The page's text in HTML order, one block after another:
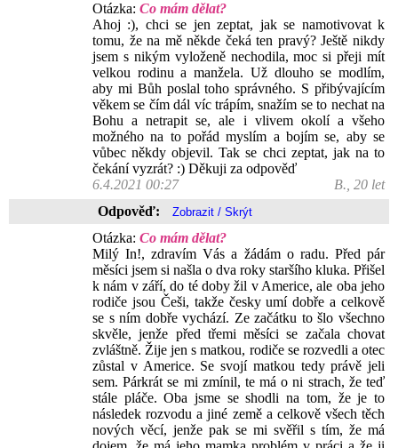
Otázka: Co mám dělat?
Ahoj :), chci se jen zeptat, jak se namotivovat k
tomu, že na mě někde čeká ten pravý? Ještě nikdy
jsem s nikým vyloženě nechodila, moc si přeji mít
velkou rodinu a manžela. Už dlouho se modlím,
aby mi Bůh poslal toho správného. S přibývajícím
věkem se čím dál víc trápím, snažím se to nechat na
Bohu a netrapit se, ale i vlivem okolí a všeho
možného na to pořád myslím a bojím se, aby se
vůbec někdy objevil. Tak se chci zeptat, jak na to
čekání vyzrát? :) Děkuji za odpověď
6.4.2021 00:27
B., 20 let
Odpověď:
Otázka: Co mám dělat?
Milý In!, zdravím Vás a žádám o radu. Před pár
měsíci jsem si našla o dva roky staršího kluka. Přišel
k nám v září, do té doby žil v Americe, ale oba jeho
rodiče jsou Češi, takže česky umí dobře a celkově
se s ním dobře vychází. Ze začátku to šlo všechno
skvěle, jenže před třemi měsíci se začala chovat
zvláštně. Žije jen s matkou, rodiče se rozvedli a otec
zůstal v Americe. Se svojí matkou tedy právě jeli
sem. Párkrát se mi zmínil, te má o ni strach, že teď
stále pláče. Oba jsme se shodli na tom, že je to
následek rozvodu a jiné země a celkově všech těch
nových věcí, jenže pak se mi svěřil s tím, že má